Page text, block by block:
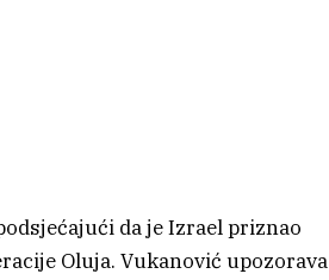
da je Izrael priznao
Oluja. Vukanović upozorava